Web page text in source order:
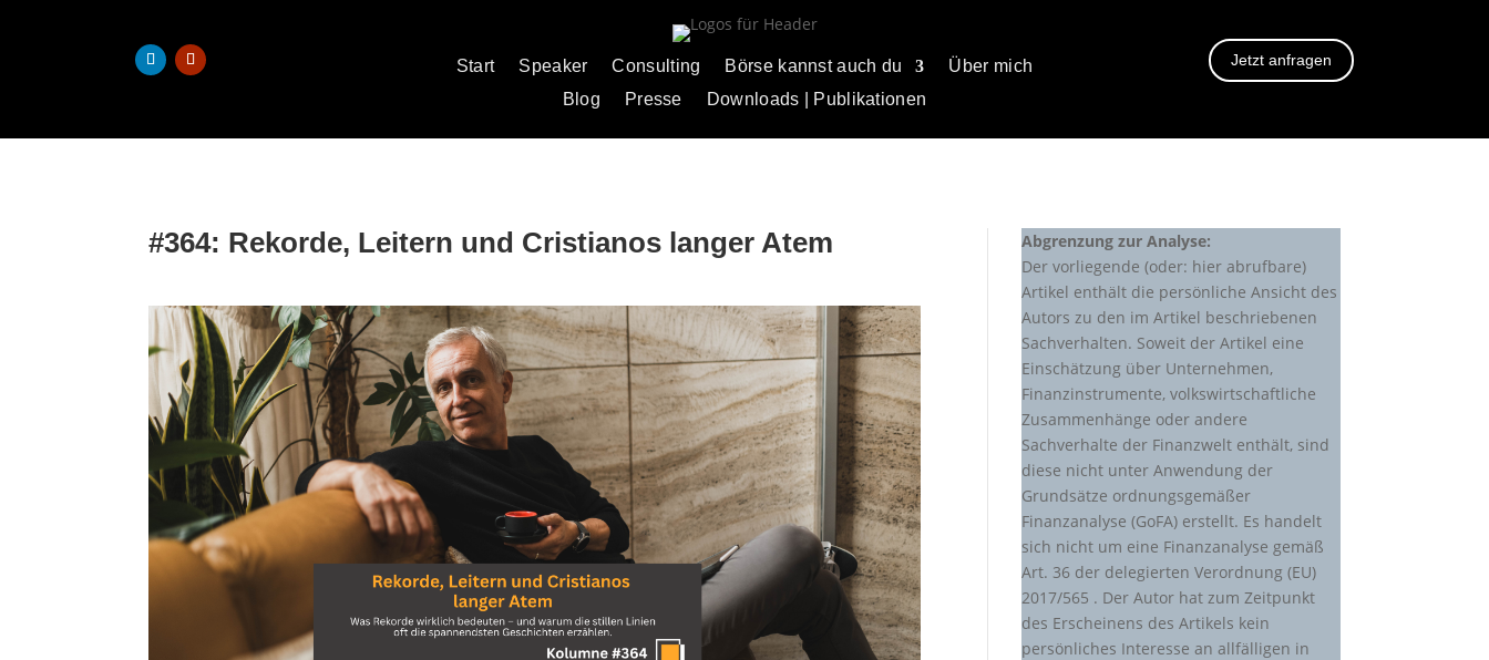
Start Speaker Consulting Börse kannst auch du
Über mich
Blog
Presse Downloads | Publikationen
Jetzt anfragen
#364: Rekorde, Leitern und Cristianos langer Atem
Abgrenzung zur Analyse:
Der vorliegende (oder: hier abrufbare)
Artikel enthält die persönliche Ansicht des
Autors zu den im Artikel beschriebenen
Sachverhalten. Soweit der Artikel eine
Einschätzung über Unternehmen,
Finanzinstrumente, volkswirtschaftliche
Zusammenhänge oder andere
Sachverhalte der Finanzwelt enthält, sind
diese nicht unter Anwendung der
Grundsätze ordnungsgemäßer
Finanzanalyse (GoFA) erstellt. Es handelt
sich nicht um eine Finanzanalyse gemäß
Art. 36 der delegierten Verordnung (EU)
2017/565 . Der Autor hat zum Zeitpunkt
des Erscheinens des Artikels kein
persönliches Interesse an allfälligen in